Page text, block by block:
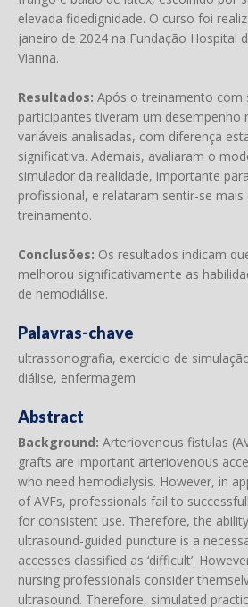
elevada fidedignidade. O curso foi
janeiro de 2024 na Fundação Hospital
Vianna.
Resultados: Após o treinamento com
participantes tiveram um desempenho
variáveis analisadas, com diferença
significativa. Ademais, avaliaram o
simulador da realidade, importante
profissional, e relataram sentir-se
treinamento.
Conclusões: Os resultados indicam
melhorou significativamente as
de hemodiálise.
Palavras-chave
ultrassonografia, exercício de
diálise, enfermagem
Abstract
Background: Arteriovenous fistulas
grafts are important arteriovenous
who need hemodialysis. However, in
of AVFs, professionals fail to
for consistent use. Therefore, the
ultrasound-guided puncture is a
accesses classified as ‘difficult’.
nursing professionals consider
ultrasound. Therefore, simulated